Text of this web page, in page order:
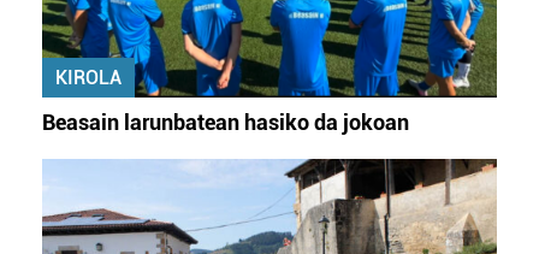
KIROLA
Beasain larunbatean hasiko da jokoan